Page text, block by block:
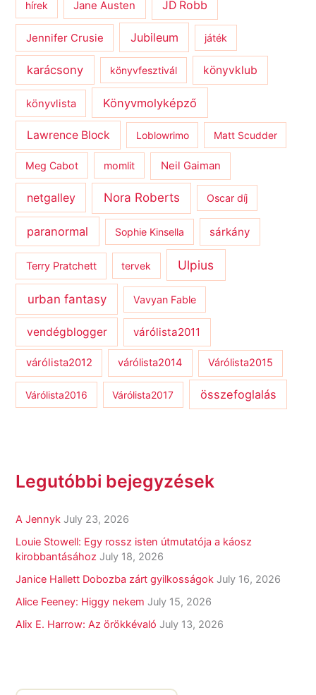
hírek Jane Austen JD Robb
Jennifer Crusie Jubileum játék
karácsony könyvfesztivál könyvklub
könyvlista Könyvmolyképző
Lawrence Block Loblowrimo Matt Scudder
Meg Cabot momlit Neil Gaiman
netgalley Nora Roberts Oscar díj
paranormal Sophie Kinsella sárkány
Terry Pratchett tervek Ulpius
urban fantasy Vavyan Fable
vendégblogger várólista2011
várólista2012 várólista2014 Várólista2015
Várólista2016 Várólista2017 összefoglalás
Legutóbbi bejegyzések
A Jennyk July 23, 2026
Louie Stowell: Egy ​rossz isten útmutatója a káosz
kirobbantásához July 18, 2026
Janice Hallett Dobozba zárt gyilkosságok July 16, 2026
Alice Feeney: Higgy nekem July 15, 2026
Alix E. Harrow: Az örökkévaló July 13, 2026